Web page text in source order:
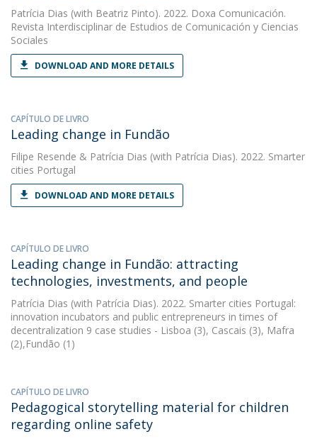
Patrícia Dias (with Beatriz Pinto). 2022. Doxa Comunicación.
Revista Interdisciplinar de Estudios de Comunicación y Ciencias
Sociales
DOWNLOAD AND MORE DETAILS
CAPÍTULO DE LIVRO
Leading change in Fundão
Filipe Resende & Patrícia Dias (with Patrícia Dias). 2022. Smarter
cities Portugal
DOWNLOAD AND MORE DETAILS
CAPÍTULO DE LIVRO
Leading change in Fundão: attracting
technologies, investments, and people
Patrícia Dias (with Patrícia Dias). 2022. Smarter cities Portugal:
innovation incubators and public entrepreneurs in times of
decentralization 9 case studies - Lisboa (3), Cascais (3), Mafra
(2),Fundão (1)
CAPÍTULO DE LIVRO
Pedagogical storytelling material for children
regarding online safety